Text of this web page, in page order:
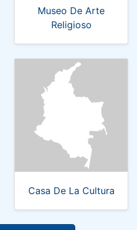
Museo De Arte
Religioso
Casa De La Cultura